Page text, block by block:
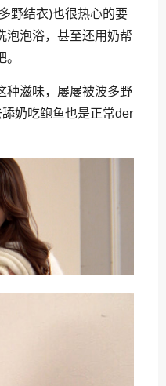
野结衣)也很热心的要
泡泡浴，甚至还用奶帮
种滋味，屡屡被波多野
奶吃鲍鱼也是正常der